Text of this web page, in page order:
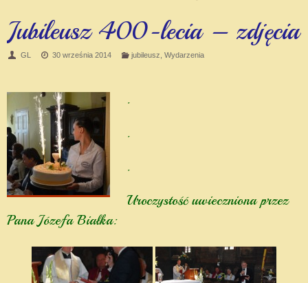
Jubileusz 400-lecia – zdjęcia
GL 30 września 2014 jubileusz Wydarzenia
.
.
.
Uroczystość uwieczniona przez
Pana Józefa Białka: